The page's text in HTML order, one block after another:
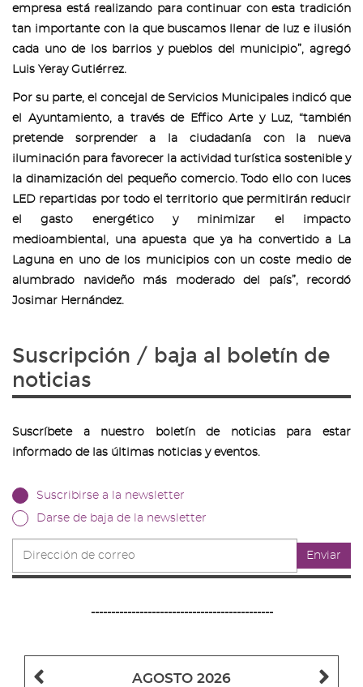
empresa está realizando para continuar con esta tradición
tan importante con la que buscamos llenar de luz e ilusión
cada uno de los barrios y pueblos del municipio”, agregó
Luis Yeray Gutiérrez.
Por su parte, el concejal de Servicios Municipales indicó que
el Ayuntamiento, a través de Effico Arte y Luz, “también
pretende sorprender a la ciudadanía con la nueva
iluminación para favorecer la actividad turística sostenible y
la dinamización del pequeño comercio. Todo ello con luces
LED repartidas por todo el territorio que permitirán reducir
el gasto energético y minimizar el impacto
medioambiental, una apuesta que ya ha convertido a La
Laguna en uno de los municipios con un coste medio de
alumbrado navideño más moderado del país”, recordó
Josimar Hernández.
Suscripción / baja al boletín de
noticias
Suscríbete a nuestro boletín de noticias para estar
informado de las últimas noticias y eventos.
Suscribirse a la newsletter
Darse de baja de la newsletter
de
correo
Enviar
---------------------------------------------
Mes
Mes
AGOSTO 2026